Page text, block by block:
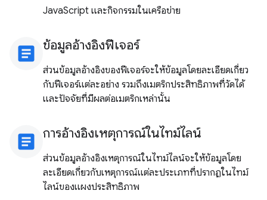
JavaScript และกิจกรรมในเครือข่าย
article ข้อมูลอ้างอิงฟีเจอร์
ส่วนข้อมูลอ้างอิงของฟีเจอร์จะให้ข้อมูลโดยละเอียดเกี่ยว
กับฟีเจอร์แต่ละอย่าง รวมถึงเมตริกประสิทธิภาพที่วัดได้
และปัจจัยที่มีผลต่อเมตริกเหล่านั้น
article การอ้างอิงเหตุการณ์ในไทม์ไลน์
ส่วนข้อมูลอ้างอิงเหตุการณ์ในไทม์ไลน์จะให้ข้อมูลโดย
ละเอียดเกี่ยวกับเหตุการณ์แต่ละประเภทที่ปรากฏในไทม์
ไลน์ของแผงประสิทธิภาพ